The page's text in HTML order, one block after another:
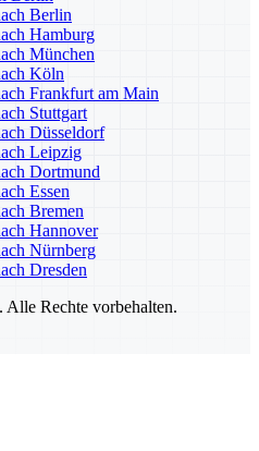
Berlin
Hamburg
München
Köln
Frankfurt am Main
Stuttgart
Düsseldorf
Leipzig
Dortmund
Essen
Bremen
Hannover
Nürnberg
Dresden
Rechte vorbehalten.